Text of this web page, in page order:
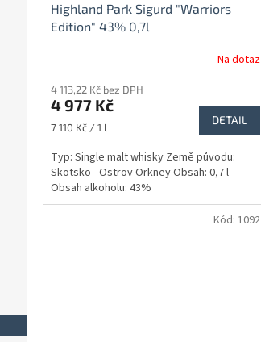
Highland Park Sigurd "Warriors
Edition" 43% 0,7l
Na dotaz
4 113,22 Kč bez DPH
4 977 Kč
Měrná
7 110 Kč / 1 l
DETAIL
Typ: Single malt whisky Země původu:
Skotsko - Ostrov Orkney Obsah: 0,7 l
Obsah alkoholu: 43%
Kód: 1092